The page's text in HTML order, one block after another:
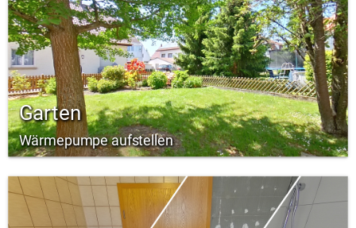
Garten
Wärmepumpe aufstellen